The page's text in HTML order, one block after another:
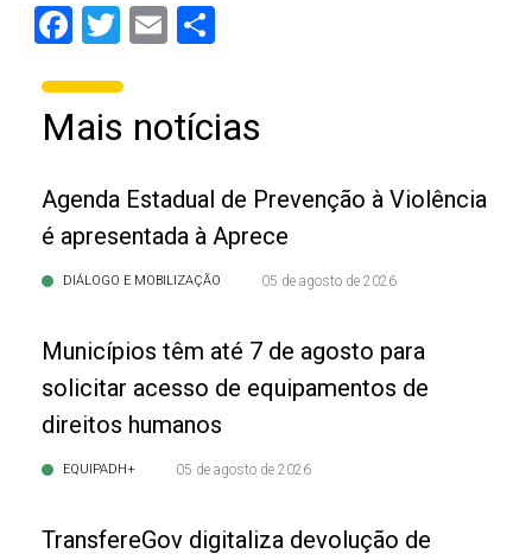
Facebook
Twitter
Email
Mais notícias
Agenda Estadual de Prevenção à Violência
é apresentada à Aprece
DIÁLOGO E MOBILIZAÇÃO 05 de agosto de 2026
Municípios têm até 7 de agosto para
solicitar acesso de equipamentos de
direitos humanos
EQUIPADH+ 05 de agosto de 2026
TransfereGov digitaliza devolução de